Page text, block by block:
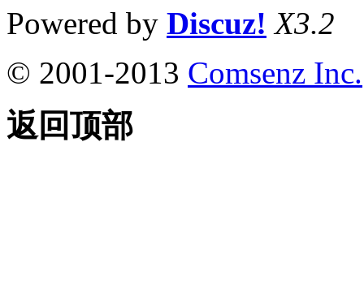
Powered by Discuz! X3.2
© 2001-2013 Comsenz Inc.
返回顶部